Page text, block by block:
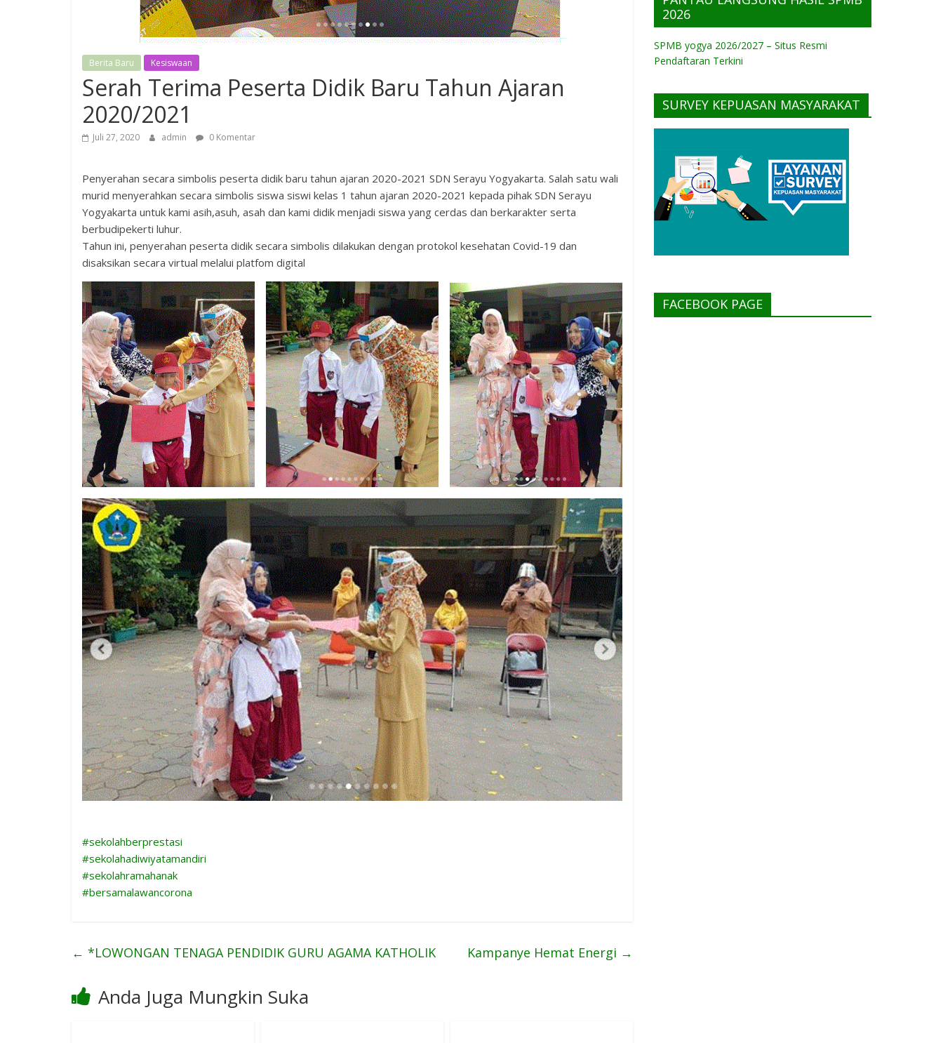
Berita Baru Kesiswaan
Serah Terima Peserta Didik Baru Tahun Ajaran
2020/2021
Juli 27, 2020 admin 0 Komentar
Penyerahan secara simbolis peserta didik baru tahun ajaran 2020-2021 SDN Serayu Yogyakarta. Salah satu wali
murid menyerahkan secara simbolis siswa siswi kelas 1 tahun ajaran 2020-2021 kepada pihak SDN Serayu
Yogyakarta untuk kami asih,asuh, asah dan kami didik menjadi siswa yang cerdas dan berkarakter serta
berbudipekerti luhur.
Tahun ini, penyerahan peserta didik secara simbolis dilakukan dengan protokol kesehatan Covid-19 dan
disaksikan secara virtual melalui platfom digital
#sekolahberprestasi
#sekolahadiwiyatamandiri
#sekolahramahanak
#bersamalawancorona
← *LOWONGAN TENAGA PENDIDIK GURU AGAMA KATHOLIK Kampanye Hemat Energi →
Anda Juga Mungkin Suka
2026
SPMB yogya 2026/2027 – Situs Resmi
Pendaftaran Terkini
SURVEY KEPUASAN MASYARAKAT
FACEBOOK PAGE